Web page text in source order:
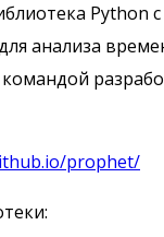
Python
анализа
prophet/